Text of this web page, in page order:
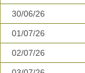
30/06/26
01/07/26
02/07/26